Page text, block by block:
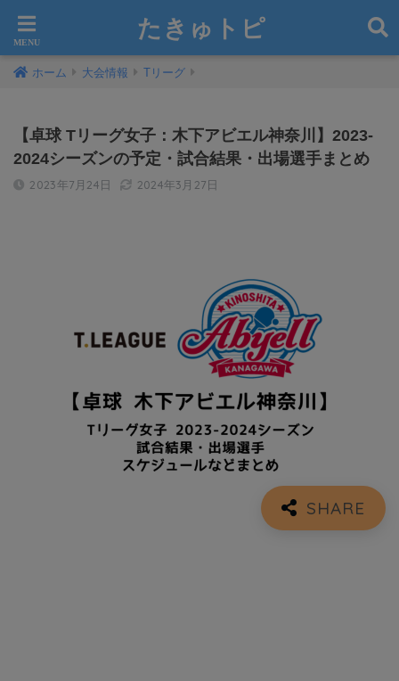
たきゅトピ
ホーム 大会情報 Tリーグ
【卓球 Tリーグ女子：木下アビエル神奈川】2023-
2024シーズンの予定・試合結果・出場選手まとめ
2023年7月24日 2024年3月27日